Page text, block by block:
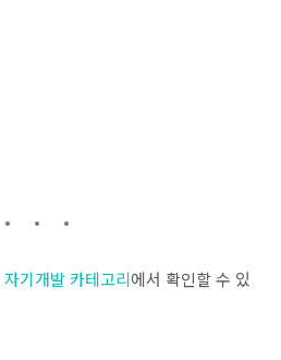
자기개발 카테고리에서 확인할 수 있